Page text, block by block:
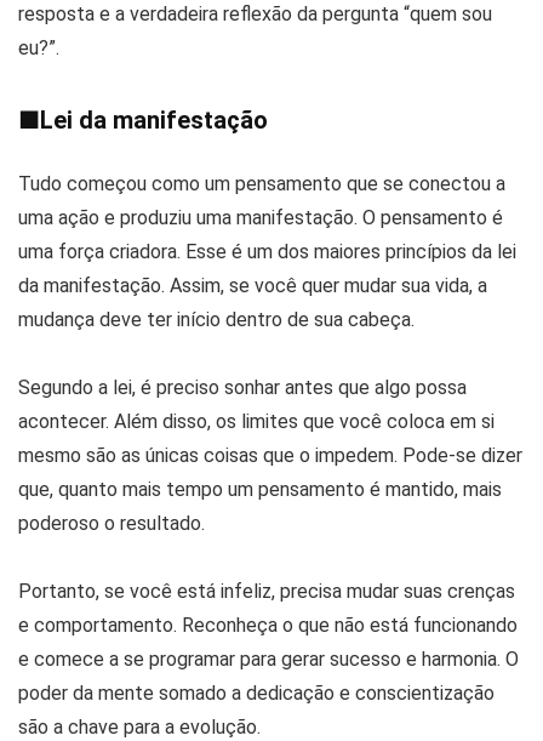
resposta e a verdadeira reflexão da pergunta “quem sou
eu?”.
■Lei da manifestação
Tudo começou como um pensamento que se conectou a
uma ação e produziu uma manifestação. O pensamento é
uma força criadora. Esse é um dos maiores princípios da lei
da manifestação. Assim, se você quer mudar sua vida, a
mudança deve ter início dentro de sua cabeça.
Segundo a lei, é preciso sonhar antes que algo possa
acontecer. Além disso, os limites que você coloca em si
mesmo são as únicas coisas que o impedem. Pode-se dizer
que, quanto mais tempo um pensamento é mantido, mais
poderoso o resultado.
Portanto, se você está infeliz, precisa mudar suas crenças
e comportamento. Reconheça o que não está funcionando
e comece a se programar para gerar sucesso e harmonia. O
poder da mente somado a dedicação e conscientização
são a chave para a evolução.